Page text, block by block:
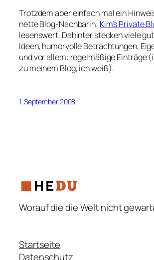
Trotzdem aber einfach mal ein
nette Blog-Nachbarin: Kim’s Private
lesenswert. Dahinter stecken viele
Ideen, humorvolle Betrachtungen,
und vor allem: regelmäßige Einträge
zu meinem Blog, ich weiß).
1. September 2008
Worauf die die Welt nicht
Startseite
Datenschutz